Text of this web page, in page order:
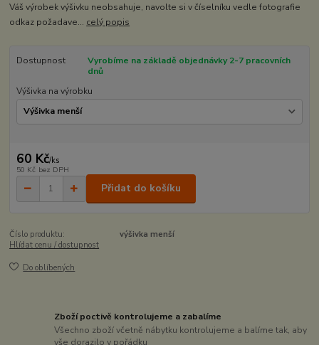
Váš výrobek výšivku neobsahuje, navolte si v číselníku vedle fotografie
odkaz požadave... celý popis
Dostupnost
Vyrobíme na základě objednávky 2-7 pracovních
dnů
Výšivka na výrobku
60 Kč/ks
50 Kč bez DPH
Přidat do košíku
Číslo produktu:
výšivka menší
Hlídat cenu / dostupnost
Do oblíbených
Zboží poctivě kontrolujeme a zabalíme
Všechno zboží včetně nábytku kontrolujeme a balíme tak, aby
vše dorazilo v pořádku